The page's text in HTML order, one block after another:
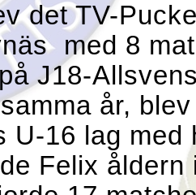
det TV-
med 8
J18-
år,
U-16 lag med
Felix